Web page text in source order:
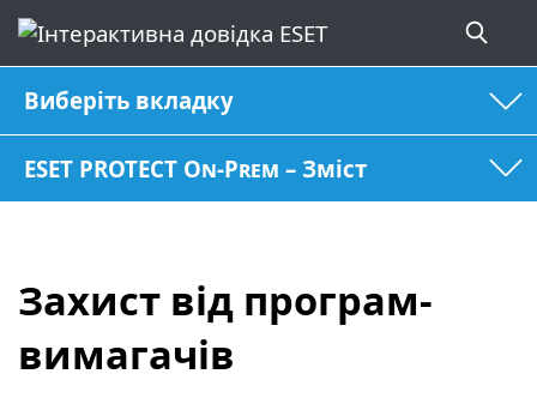
Виберіть вкладку
ESET PROTECT On-Prem – Зміст
Захист від програм-
вимагачів